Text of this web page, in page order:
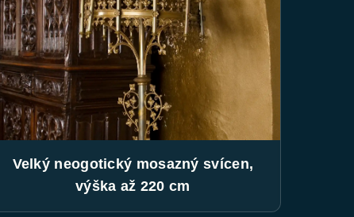
Velký neogotický mosazný svícen,
výška až 220 cm